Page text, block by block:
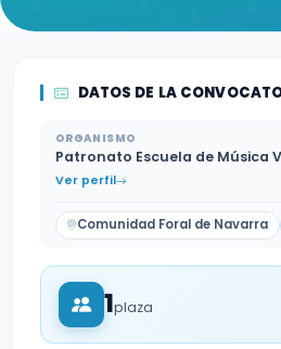
DATOS DE LA
ORGANISMO
Patronato Escuela de Música
Ver perfil
Comunidad Foral de Navarra
1plaza